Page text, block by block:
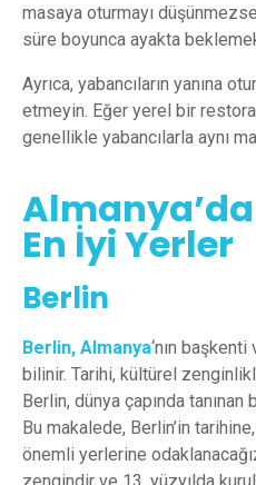
masaya oturmayı
süre boyunca ayakta
Ayrıca, yabancıların yanına
etmeyin. Eğer yerel bir
genellikle yabancılarla aynı
En İyi Yerler
Berlin
Berlin, Almanya‘nın
bilinir. Tarihi, kültürel
Berlin, dünya çapında
Bu makalede, Berlin’in
önemli yerlerine